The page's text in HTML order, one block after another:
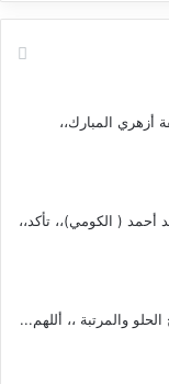
أزهري المبارك،،
أحمد ( الكومي)،، تأكد،،
والمرتبة ،، أللهم...